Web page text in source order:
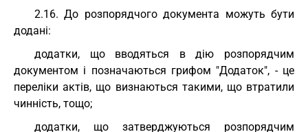
2.16. До розпорядчого документа можуть бути
додані:
додатки, що вводяться в дію розпорядчим
документом і позначаються грифом "Додаток", - це
переліки актів, що визнаються такими, що втратили
чинність, тощо;
додатки, що затверджуються розпорядчим